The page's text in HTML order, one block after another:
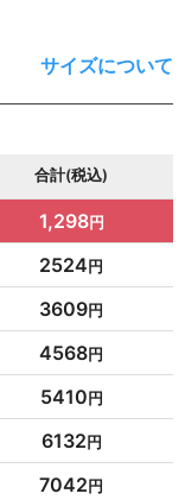
サイズについて
合計(税込)
1,298
2524
3609
4568
5410
6132
7042